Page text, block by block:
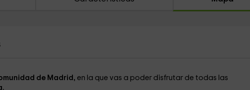
de Madrid, en la que vas a poder disfrutar de todas las